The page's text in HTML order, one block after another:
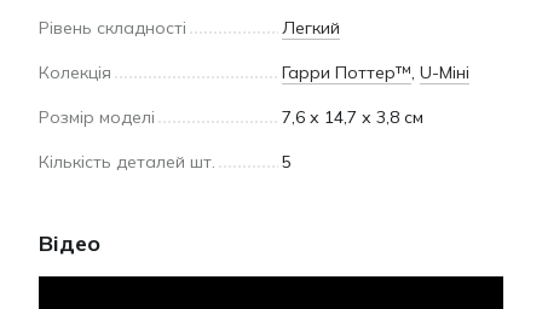
Рівень складності Легкий
Колекція Гарри Поттер™, U-Міні
Розмір моделі 7,6 х 14,7 х 3,8 см
Кількість деталей шт. 5
Відео